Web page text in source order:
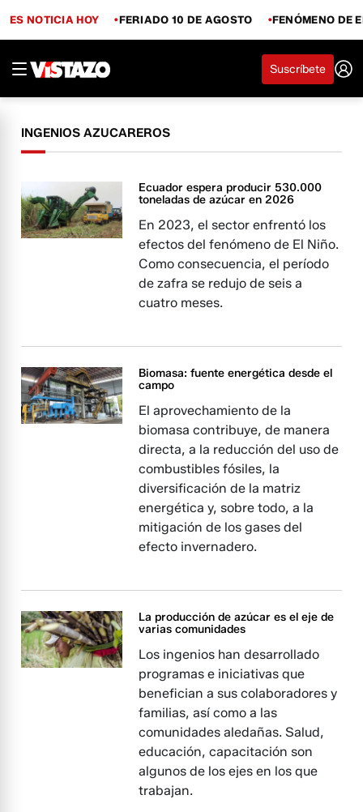
ES NOTICIA HOY FERIADO 10 DE AGOSTO FENÓMENO DE
Suscríbete
INGENIOS AZUCAREROS
Ecuador espera producir 530.000
toneladas de azúcar en 2026
En 2023, el sector enfrentó los
efectos del fenómeno de El Niño.
Como consecuencia, el período
de zafra se redujo de seis a
cuatro meses.
Biomasa: fuente energética desde el
campo
El aprovechamiento de la
biomasa contribuye, de manera
directa, a la reducción del uso de
combustibles fósiles, la
diversificación de la matriz
energética y, sobre todo, a la
mitigación de los gases del
efecto invernadero.
La producción de azúcar es el eje de
varias comunidades
Los ingenios han desarrollado
programas e iniciativas que
benefician a sus colaboradores y
familias, así como a las
comunidades aledañas. Salud,
educación, capacitación son
algunos de los ejes en los que
trabajan.